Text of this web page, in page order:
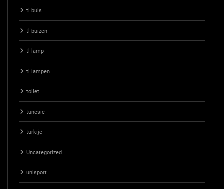
tl buis
tl buizen
tl lamp
tl lampen
toilet
tunesie
turkije
Uncategorized
unisport